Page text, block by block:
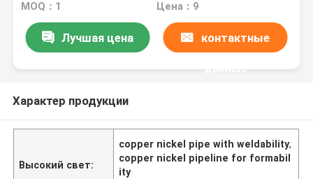
MOQ：1 Цена：9
Лучшая цена контактные
данные
Характер продукции
Высокий свет:
copper nickel pipe with weldability,
copper nickel pipeline for formabil
ity